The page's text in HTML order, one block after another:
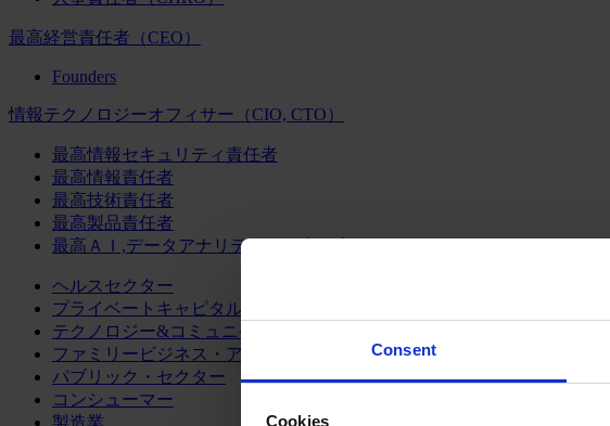
Consent
Cookies
最高経営責任者（CEO）
Founders
情報テクノロジーオフィサー（CIO, CTO）
最高情報セキュリティ責任者
最高情報責任者
最高技術責任者
最高製品責任者
最高ＡＩ,データアナリティクス責任者
ヘルスセクター
プライベートキャピタル
テクノロジー&コミュニケーション
ファミリービジネス・アドバイザリー
パブリック・セクター
コンシューマー
製造業